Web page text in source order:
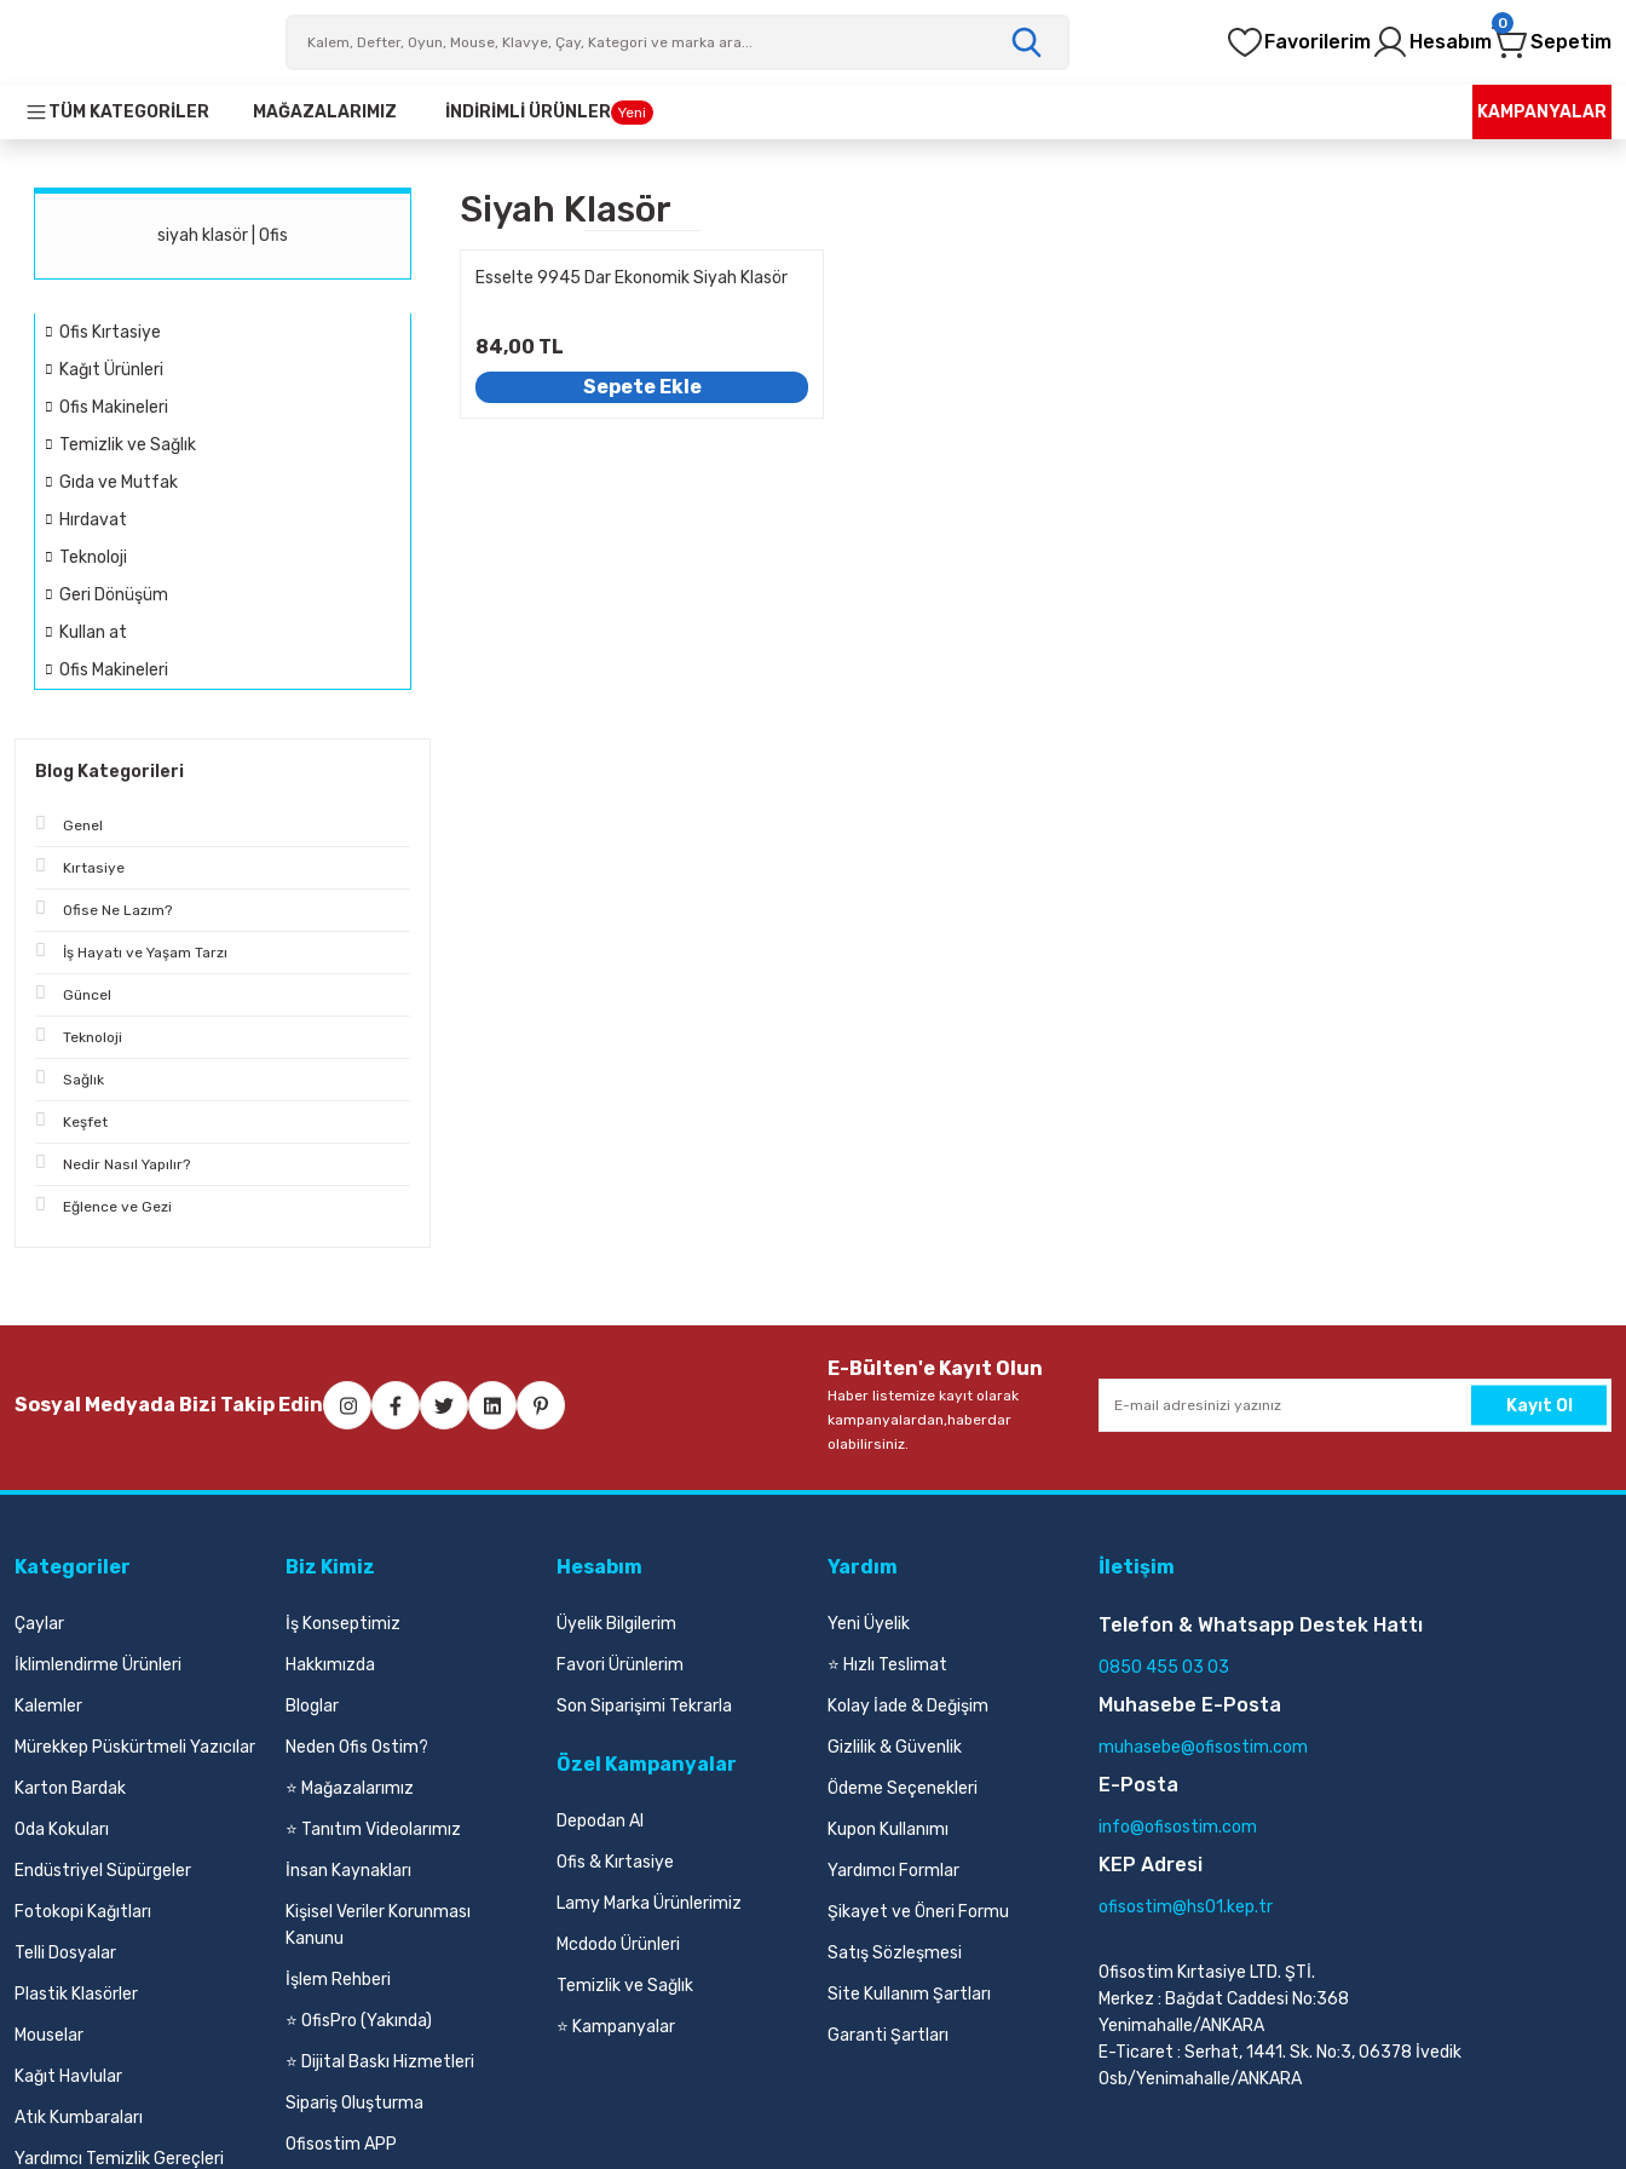
Favorilerim Hesabım Sepetim
0
TÜM KATEGORİLER MAĞAZALARIMIZ İNDİRİMLİ ÜRÜNLER Yeni KAMPANYALAR
siyah klasör | Ofis
Ofis Kırtasiye
Kağıt Ürünleri
Ofis Makineleri
Temizlik ve Sağlık
Gıda ve Mutfak
Hırdavat
Teknoloji
Geri Dönüşüm
Kullan at
Ofis Makineleri
Blog Kategorileri
Genel
Kırtasiye
Ofise Ne Lazım?
İş Hayatı ve Yaşam Tarzı
Güncel
Teknoloji
Sağlık
Keşfet
Nedir Nasıl Yapılır?
Eğlence ve Gezi
Siyah Klasör
Esselte 9945 Dar Ekonomik Siyah Klasör
84,00 TL
Sepete Ekle
Sosyal Medyada Bizi Takip Edin
E-Bülten'e Kayıt Olun
Haber listemize kayıt olarak
kampanyalardan,haberdar
olabilirsiniz.
Kayıt Ol
Kategoriler
Çaylar
İklimlendirme Ürünleri
Kalemler
Mürekkep Püskürtmeli Yazıcılar
Karton Bardak
Oda Kokuları
Endüstriyel Süpürgeler
Fotokopi Kağıtları
Telli Dosyalar
Plastik Klasörler
Mouselar
Kağıt Havlular
Atık Kumbaraları
Yardımcı Temizlik Gereçleri
Biz Kimiz
İş Konseptimiz
Hakkımızda
Bloglar
Neden Ofis Ostim?
⭐ Mağazalarımız
⭐ Tanıtım Videolarımız
İnsan Kaynakları
Kişisel Veriler Korunması
Kanunu
İşlem Rehberi
⭐ OfisPro (Yakında)
⭐ Dijital Baskı Hizmetleri
Sipariş Oluşturma
Ofisostim APP
Hesabım
Üyelik Bilgilerim
Favori Ürünlerim
Son Siparişimi Tekrarla
Özel Kampanyalar
Depodan Al
Ofis & Kırtasiye
Lamy Marka Ürünlerimiz
Mcdodo Ürünleri
Temizlik ve Sağlık
⭐ Kampanyalar
Yardım
Yeni Üyelik
⭐ Hızlı Teslimat
Kolay İade & Değişim
Gizlilik & Güvenlik
Ödeme Seçenekleri
Kupon Kullanımı
Yardımcı Formlar
Şikayet ve Öneri Formu
Satış Sözleşmesi
Site Kullanım Şartları
Garanti Şartları
İletişim
Telefon & Whatsapp Destek Hattı
0850 455 03 03
Muhasebe E-Posta
muhasebe@ofisostim.com
E-Posta
info@ofisostim.com
KEP Adresi
ofisostim@hs01.kep.tr
Ofisostim Kırtasiye LTD. ŞTİ.
Merkez : Bağdat Caddesi No:368
Yenimahalle/ANKARA
E-Ticaret : Serhat, 1441. Sk. No:3, 06378 İvedik
Osb/Yenimahalle/ANKARA